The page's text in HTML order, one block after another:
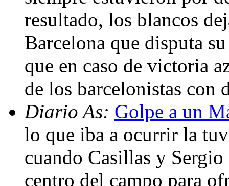
resultado, los blancos
Barcelona que disputa
que en caso de victoria
de los barcelonistas
Diario As: Golpe a un
lo que iba a ocurrir la
cuando Casillas y
centro del campo para